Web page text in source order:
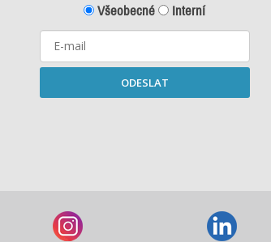
Všeobecné
Interní
ODESLAT